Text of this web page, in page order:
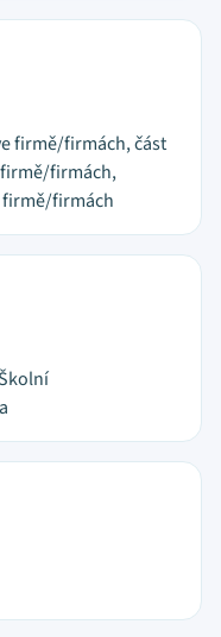
firmě/firmách, část
firmách,
firmě/firmách